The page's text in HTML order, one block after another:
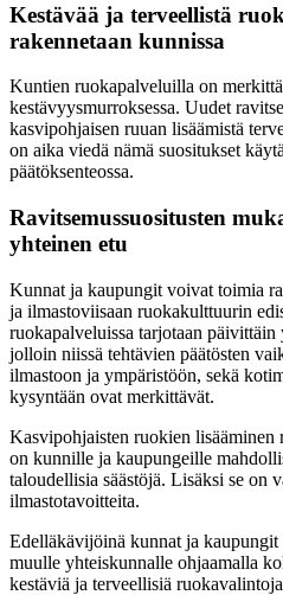
Kestävää ja terveellistä
rakennetaan kunnissa
Kuntien ruokapalveluilla on
kestävyysmurroksessa. Uudet
kasvipohjaisen ruuan lisäämistä
on aika viedä nämä suositukset
päätöksenteossa.
Ravitsemussuositusten
yhteinen etu
Kunnat ja kaupungit voivat toimia
ja ilmastoviisaan ruokakulttuurin
ruokapalveluissa tarjotaan
jolloin niissä tehtävien päätösten
ilmastoon ja ympäristöön, sekä
kysyntään ovat merkittävät.
Kasvipohjaisten ruokien lisääminen
on kunnille ja kaupungeille
taloudellisia säästöjä. Lisäksi se on
ilmastotavoitteita.
Edelläkävijöinä kunnat ja
muulle yhteiskunnalle ohjaamalla
kestäviä ja terveellisiä